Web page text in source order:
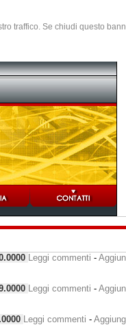
traffico. Se chiudi questo
Leggi commenti -
Leggi commenti -
Leggi commenti -